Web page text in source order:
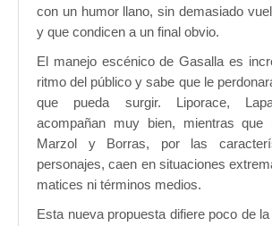
con un humor llano, sin demasiado
y que condicen a un final obvio.
El manejo escénico de Gasalla es
ritmo del público y sabe que le
que pueda surgir. Liporace,
acompañan muy bien, mientras que
Marzol y Borras, por las
personajes, caen en situaciones
matices ni términos medios.
Esta nueva propuesta difiere poco de